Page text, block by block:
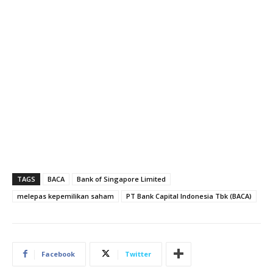
TAGS BACA
Bank of Singapore Limited
melepas kepemilikan saham
PT Bank Capital Indonesia Tbk (BACA)
Facebook Twitter